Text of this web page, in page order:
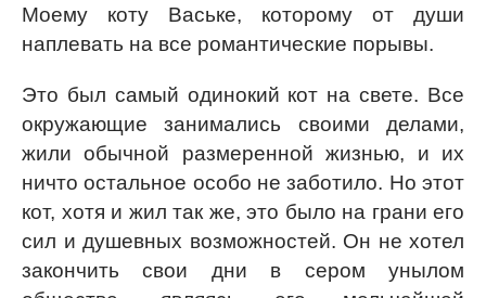
Моему коту Ваське, которому от души
наплевать на все романтические порывы.
Это был самый одинокий кот на свете. Все
окружающие занимались своими делами,
жили обычной размеренной жизнью, и их
ничто остальное особо не заботило. Но этот
кот, хотя и жил так же, это было на грани его
сил и душевных возможностей. Он не хотел
закончить свои дни в сером унылом